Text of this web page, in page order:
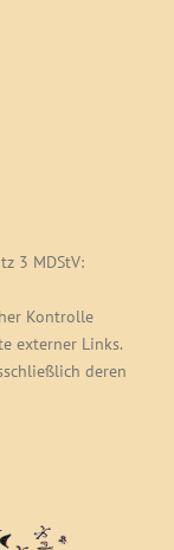
3 MDStV:
Kontrolle
externer Links.
deren